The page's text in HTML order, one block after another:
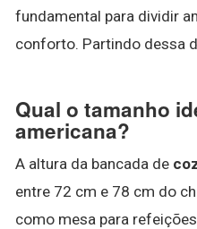
fundamental para dividir
conforto. Partindo dessa
Qual o tamanho
americana?
A altura da bancada de
entre 72 cm e 78 cm do
como mesa para